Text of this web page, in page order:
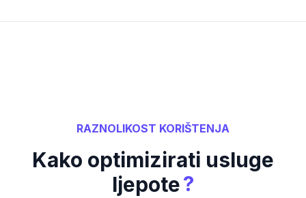
RAZNOLIKOST KORIŠTENJA
Kako optimizirati usluge
ljepote?